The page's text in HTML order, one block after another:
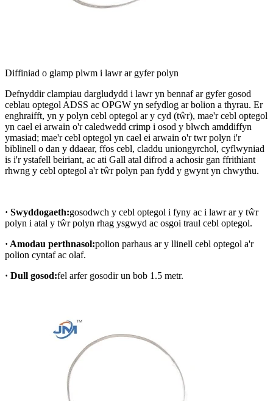
Diffiniad o glamp plwm i lawr ar gyfer polyn
Defnyddir clampiau dargludydd i lawr yn bennaf ar gyfer gosod
ceblau optegol ADSS ac OPGW yn sefydlog ar bolion a thyrau. Er
enghraifft, yn y polyn cebl optegol ar y cyd (tŵr), mae'r cebl optegol
yn cael ei arwain o'r caledwedd crimp i osod y blwch amddiffyn
ymasiad; mae'r cebl optegol yn cael ei arwain o'r twr polyn i'r
biblinell o dan y ddaear, ffos cebl, claddu uniongyrchol, cyflwyniad
is i'r ystafell beiriant, ac ati Gall atal difrod a achosir gan ffrithiant
rhwng y cebl optegol a'r tŵr polyn pan fydd y gwynt yn chwythu.
· Swyddogaeth:gosodwch y cebl optegol i fyny ac i lawr ar y tŵr
polyn i atal y tŵr polyn rhag ysgwyd ac osgoi traul cebl optegol.
· Amodau perthnasol:polion parhaus ar y llinell cebl optegol a'r
polion cyntaf ac olaf.
· Dull gosod:fel arfer gosodir un bob 1.5 metr.